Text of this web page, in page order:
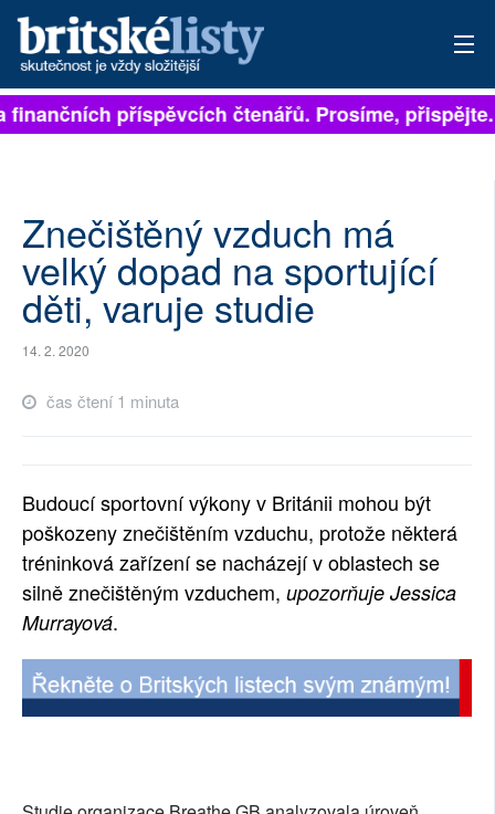
PŘIHLÁSIT
ARCHIV
ROZHOVORY
TÉMATA
SOCIÁLNÍ SÍTĚ
RUBRIKY
PLNÁ VERZE STRÁNEK
příspěvcích čtenářů. Prosíme, přispějte.
Znečištěný vzduch má
velký dopad na sportující
děti, varuje studie
14. 2. 2020
čas čtení 1 minuta
Budoucí sportovní výkony v Británii mohou být
poškozeny znečištěním vzduchu, protože některá
tréninková zařízení se nacházejí v oblastech se
silně znečištěným vzduchem, upozorňuje Jessica
Murrayová.